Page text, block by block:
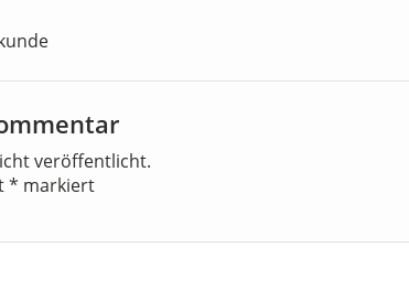
veröffentlicht.
* markiert